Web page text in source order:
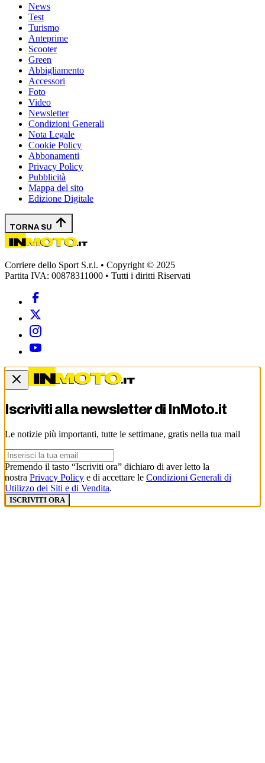
News
Test
Turismo
Anteprime
Scooter
Green
Abbigliamento
Accessori
Foto
Video
Newsletter
Condizioni Generali
Nota Legale
Cookie Policy
Abbonamenti
Privacy Policy
Pubblicità
Mappa del sito
Edizione Digitale
TORNA SU
Corriere dello Sport S.r.l. • Copyright © 2025
Partita IVA: 00878311000 • Tutti i diritti Riservati
Iscriviti alla newsletter di InMoto.it
Le notizie più importanti, tutte le settimane, gratis nella tua mail
Premendo il tasto “Iscriviti ora” dichiaro di aver letto la
nostra Privacy Policy e di accettare le Condizioni Generali di
Utilizzo dei Siti e di Vendita.
ISCRIVITI ORA